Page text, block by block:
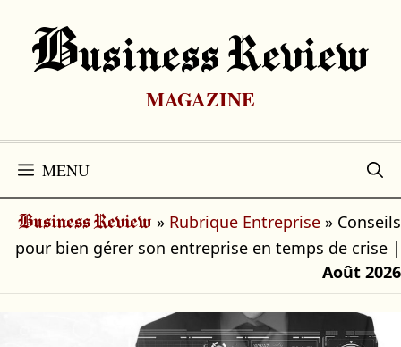
contenu
BUsiness Review
MAGAZINE
MENU
Business Review » Rubrique Entreprise » Conseils
pour bien gérer son entreprise en temps de crise |
Août 2026